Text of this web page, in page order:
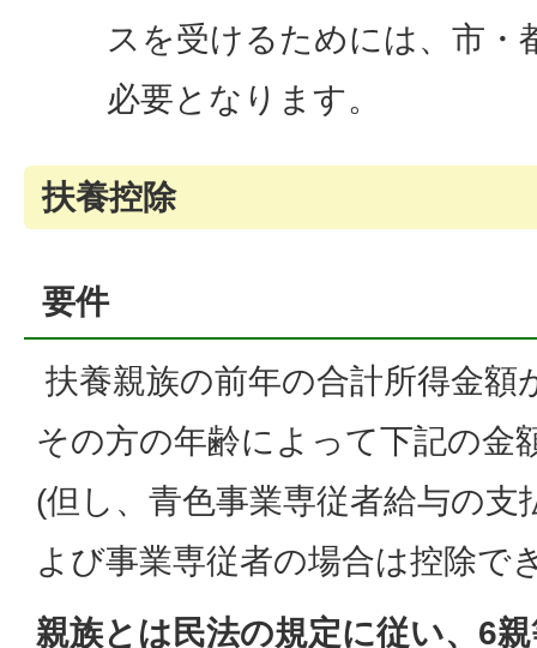
スを受けるためには、市・
必要となります。
扶養控除
要件
扶養親族の前年の合計所得金額
その方の年齢によって下記の金
(但し、青色事業専従者給与の
よび事業専従者の場合は控除で
親族とは民法の規定に従い、6